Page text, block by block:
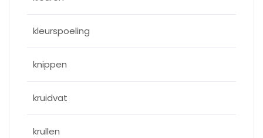
kleurspoeling
knippen
kruidvat
krullen